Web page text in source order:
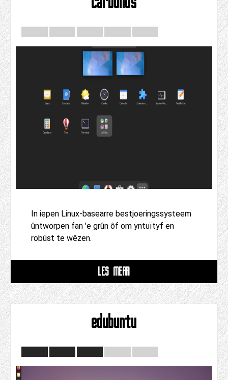
In iepen Linux-basearre bestjoeringssysteem
ûntworpen fan 'e grûn ôf om yntuïtyf en
robúst te wêzen.
LÊS MEAR
edubuntu